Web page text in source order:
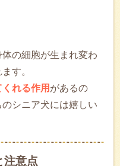
の細胞が生まれ変わ
す。
れる作用 があるの
シニア犬には嬉しい
注意点